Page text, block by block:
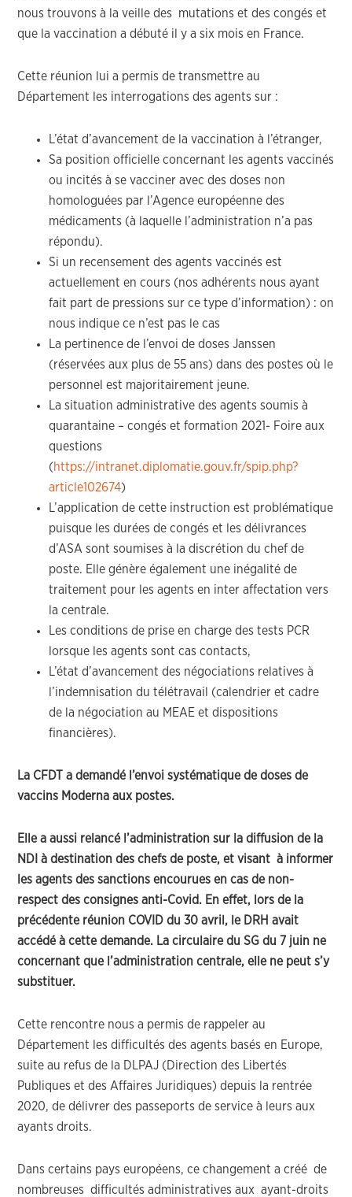
nous trouvons à la veille des mutations et des congés et
que la vaccination a débuté il y a six mois en France.
Cette réunion lui a permis de transmettre au
Département les interrogations des agents sur :
L’état d’avancement de la vaccination à l’étranger,
Sa position officielle concernant les agents vaccinés
ou incités à se vacciner avec des doses non
homologuées par l’Agence européenne des
médicaments (à laquelle l’administration n’a pas
répondu).
Si un recensement des agents vaccinés est
actuellement en cours (nos adhérents nous ayant
fait part de pressions sur ce type d’information) : on
nous indique ce n’est pas le cas
La pertinence de l’envoi de doses Janssen
(réservées aux plus de 55 ans) dans des postes où le
personnel est majoritairement jeune.
La situation administrative des agents soumis à
quarantaine – congés et formation 2021- Foire aux
questions
(https://intranet.diplomatie.gouv.fr/spip.php?
article102674)
L’application de cette instruction est problématique
puisque les durées de congés et les délivrances
d’ASA sont soumises à la discrétion du chef de
poste. Elle génère également une inégalité de
traitement pour les agents en inter affectation vers
la centrale.
Les conditions de prise en charge des tests PCR
lorsque les agents sont cas contacts,
L’état d’avancement des négociations relatives à
l’indemnisation du télétravail (calendrier et cadre
de la négociation au MEAE et dispositions
financières).
La CFDT a demandé l’envoi systématique de doses de
vaccins Moderna aux postes.
Elle a aussi relancé l’administration sur la diffusion de la
NDI à destination des chefs de poste, et visant à informer
les agents des sanctions encourues en cas de non-
respect des consignes anti-Covid. En effet, lors de la
précédente réunion COVID du 30 avril, le DRH avait
accédé à cette demande. La circulaire du SG du 7 juin ne
concernant que l’administration centrale, elle ne peut s’y
substituer.
Cette rencontre nous a permis de rappeler au
Département les difficultés des agents basés en Europe,
suite au refus de la DLPAJ (Direction des Libertés
Publiques et des Affaires Juridiques) depuis la rentrée
2020, de délivrer des passeports de service à leurs aux
ayants droits.
Dans certains pays européens, ce changement a créé de
nombreuses difficultés administratives aux ayant-droits